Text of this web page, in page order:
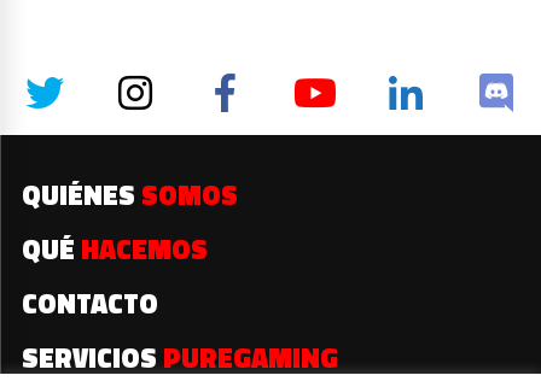
QUIÉNES SOMOS
QUÉ HACEMOS
CONTACTO
SERVICIOS PUREGAMING